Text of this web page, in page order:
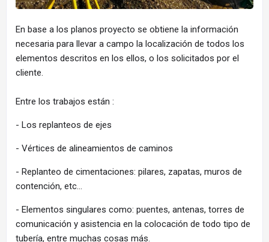
En base a los planos proyecto se obtiene la información
necesaria para llevar a campo la localización de todos los
elementos descritos en los ellos, o los solicitados por el
cliente.
Entre los trabajos están :
- Los replanteos de ejes
- Vértices de alineamientos de caminos
- Replanteo de cimentaciones: pilares, zapatas, muros de
contención, etc…
- Elementos singulares como: puentes, antenas, torres de
comunicación y asistencia en la colocación de todo tipo de
tubería, entre muchas cosas más.